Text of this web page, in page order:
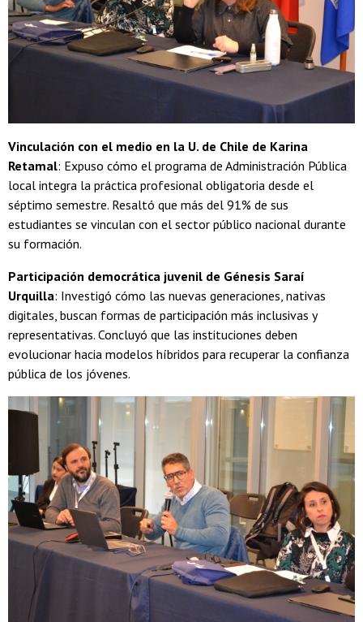
Vinculación con el medio en la U. de Chile de Karina
Retamal: Expuso cómo el programa de Administración Pública
local integra la práctica profesional obligatoria desde el
séptimo semestre. Resaltó que más del 91% de sus
estudiantes se vinculan con el sector público nacional durante
su formación.
Participación democrática juvenil de Génesis Saraí
Urquilla: Investigó cómo las nuevas generaciones, nativas
digitales, buscan formas de participación más inclusivas y
representativas. Concluyó que las instituciones deben
evolucionar hacia modelos híbridos para recuperar la confianza
pública de los jóvenes.